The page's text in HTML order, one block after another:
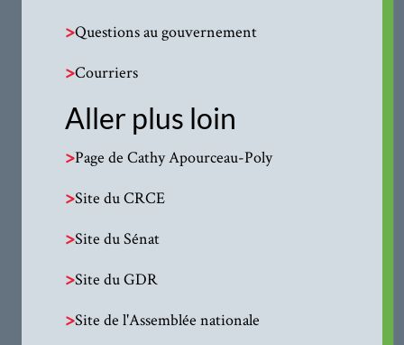
>Questions au gouvernement
>Courriers
Aller plus loin
>Page de Cathy Apourceau-Poly
>Site du CRCE
>Site du Sénat
>Site du GDR
>Site de l'Assemblée nationale